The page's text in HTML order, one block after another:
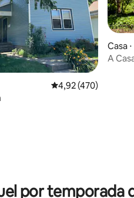
5, 21 avaliações
4,92 de uma
4,92 (470)
Casa
A
por temporada